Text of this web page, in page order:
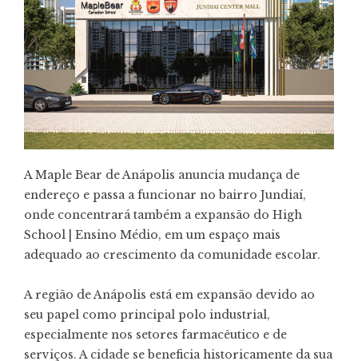
A Maple Bear de Anápolis anuncia mudança de
endereço e passa a funcionar no bairro Jundiaí,
onde concentrará também a expansão do High
School | Ensino Médio, em um espaço mais
adequado ao crescimento da comunidade escolar.
A região de Anápolis está em expansão devido ao
seu papel como principal polo industrial,
especialmente nos setores farmacêutico e de
serviços. A cidade se beneficia historicamente da sua